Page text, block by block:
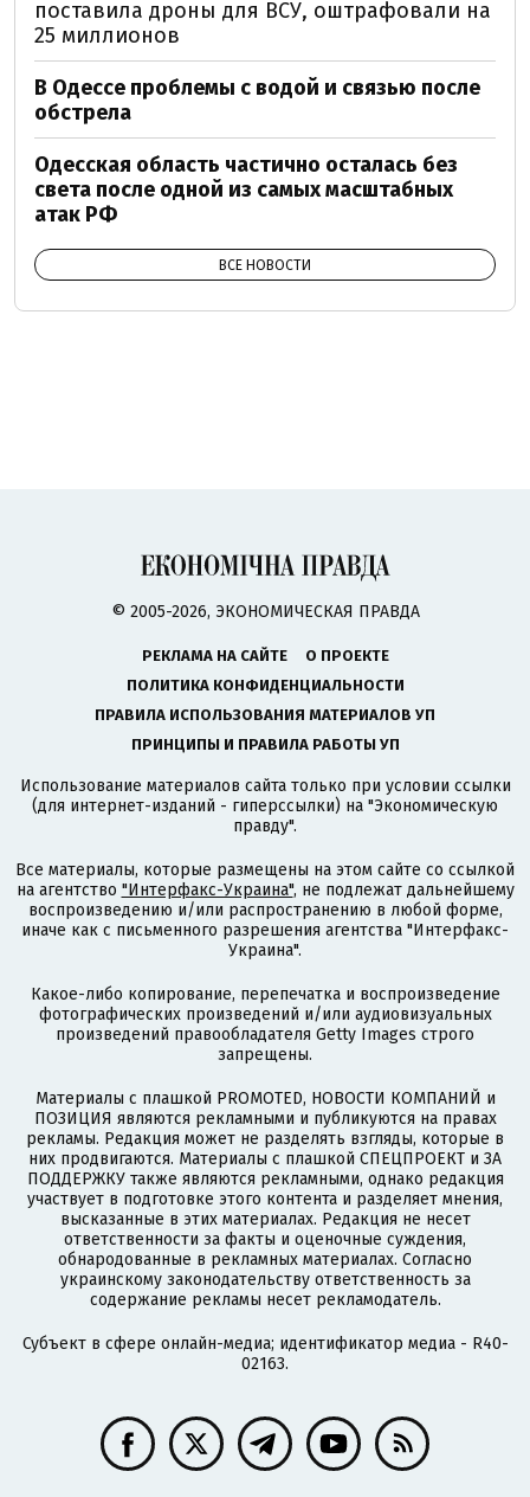
поставила дроны для ВСУ, оштрафовали на
25 миллионов
В Одессе проблемы с водой и связью после
обстрела
Одесская область частично осталась без
света после одной из самых масштабных
атак РФ
ВСЕ НОВОСТИ
© 2005-2026, ЭКОНОМИЧЕСКАЯ ПРАВДА
РЕКЛАМА НА САЙТЕ
О ПРОЕКТЕ
ПОЛИТИКА КОНФИДЕНЦИАЛЬНОСТИ
ПРАВИЛА ИСПОЛЬЗОВАНИЯ МАТЕРИАЛОВ УП
ПРИНЦИПЫ И ПРАВИЛА РАБОТЫ УП
Использование материалов сайта только при условии ссылки
(для интернет-изданий - гиперссылки) на "Экономическую
правду".
Все материалы, которые размещены на этом сайте со ссылкой
на агентство "Интерфакс-Украина", не подлежат дальнейшему
воспроизведению и/или распространению в любой форме,
иначе как с письменного разрешения агентства "Интерфакс-
Украина".
Какое-либо копирование, перепечатка и воспроизведение
фотографических произведений и/или аудиовизуальных
произведений правообладателя Getty Images строго
запрещены.
Материалы с плашкой PROMOTED, НОВОСТИ КОМПАНИЙ и
ПОЗИЦИЯ являются рекламными и публикуются на правах
рекламы. Редакция может не разделять взгляды, которые в
них продвигаются. Материалы с плашкой СПЕЦПРОЕКТ и ЗА
ПОДДЕРЖКУ также являются рекламными, однако редакция
участвует в подготовке этого контента и разделяет мнения,
высказанные в этих материалах. Редакция не несет
ответственности за факты и оценочные суждения,
обнародованные в рекламных материалах. Согласно
украинскому законодательству ответственность за
содержание рекламы несет рекламодатель.
Субъект в сфере онлайн-медиа; идентификатор медиа - R40-
02163.